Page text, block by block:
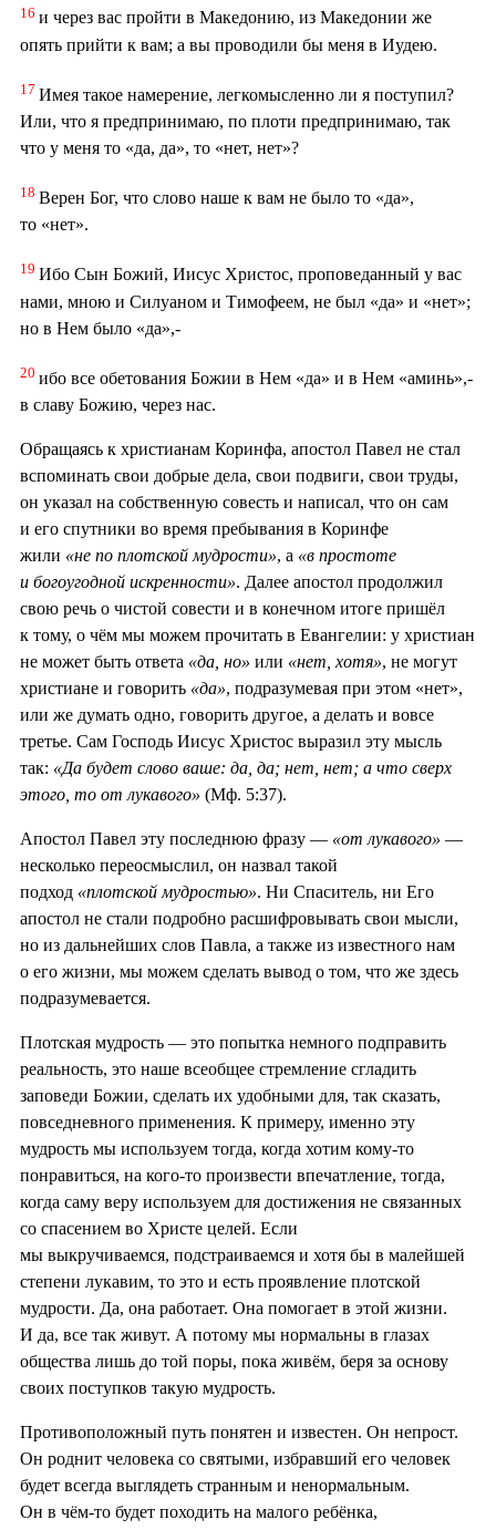
16 и через вас пройти в Македонию, из Македонии же
опять прийти к вам; а вы проводили бы меня в Иудею.
17 Имея такое намерение, легкомысленно ли я поступил?
Или, что я предпринимаю, по плоти предпринимаю, так
что у меня то «да, да», то «нет, нет»?
18 Верен Бог, что слово наше к вам не было то «да»,
то «нет».
19 Ибо Сын Божий, Иисус Христос, проповеданный у вас
нами, мною и Силуаном и Тимофеем, не был «да» и «нет»;
но в Нем было «да»,-
20 ибо все обетования Божии в Нем «да» и в Нем «аминь»,-
в славу Божию, через нас.
Обращаясь к христианам Коринфа, апостол Павел не стал
вспоминать свои добрые дела, свои подвиги, свои труды,
он указал на собственную совесть и написал, что он сам
и его спутники во время пребывания в Коринфе
жили «не по плотской мудрости», а «в простоте
и богоугодной искренности». Далее апостол продолжил
свою речь о чистой совести и в конечном итоге пришёл
к тому, о чём мы можем прочитать в Евангелии: у христиан
не может быть ответа «да, но» или «нет, хотя», не могут
христиане и говорить «да», подразумевая при этом «нет»,
или же думать одно, говорить другое, а делать и вовсе
третье. Сам Господь Иисус Христос выразил эту мысль
так: «Да будет слово ваше: да, да; нет, нет; а что сверх
этого, то от лукавого» (Мф. 5:37).
Апостол Павел эту последнюю фразу — «от лукавого» —
несколько переосмыслил, он назвал такой
подход «плотской мудростью». Ни Спаситель, ни Его
апостол не стали подробно расшифровывать свои мысли,
но из дальнейших слов Павла, а также из известного нам
о его жизни, мы можем сделать вывод о том, что же здесь
подразумевается.
Плотская мудрость — это попытка немного подправить
реальность, это наше всеобщее стремление сгладить
заповеди Божии, сделать их удобными для, так сказать,
повседневного применения. К примеру, именно эту
мудрость мы используем тогда, когда хотим кому-то
понравиться, на кого-то произвести впечатление, тогда,
когда саму веру используем для достижения не связанных
со спасением во Христе целей. Если
мы выкручиваемся, подстраиваемся и хотя бы в малейшей
степени лукавим, то это и есть проявление плотской
мудрости. Да, она работает. Она помогает в этой жизни.
И да, все так живут. А потому мы нормальны в глазах
общества лишь до той поры, пока живём, беря за основу
своих поступков такую мудрость.
Противоположный путь понятен и известен. Он непрост.
Он роднит человека со святыми, избравший его человек
будет всегда выглядеть странным и ненормальным.
Он в чём-то будет походить на малого ребёнка,